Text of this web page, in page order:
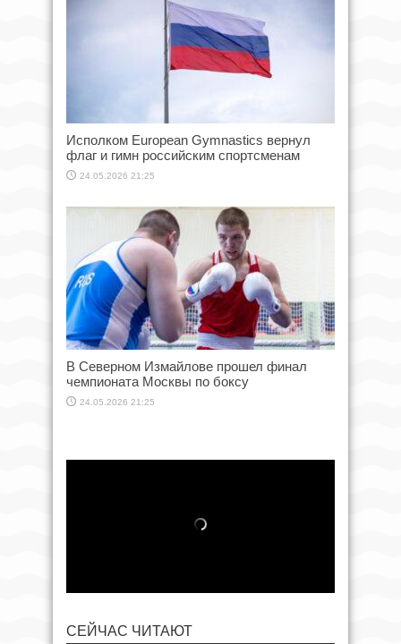
Исполком European Gymnastics вернул
флаг и гимн российским спортсменам
24.05.2026 21:25
В Северном Измайлове прошел финал
чемпионата Москвы по боксу
24.05.2026 21:25
СЕЙЧАС ЧИТАЮТ